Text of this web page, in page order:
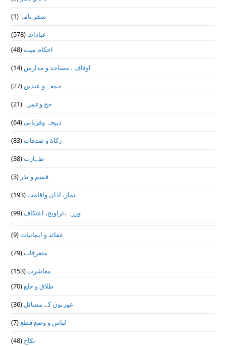
سفر نامہ (1)
عبادات(578)
احکام میت(48)
اوقاف ، مساجد و مدارس (14)
جمعہ و عیدین (27)
حج وعمرہ (21)
ذبیحہ وقربانی(64)
زکاة و صدقات(83)
طہارت(38)
قسم و نذر (3)
نماز، اذان واقامت(193)
وزرہ ،تراويح، اعتكاف(99)
عقائد و ایمانیات(9)
متفرقات(79)
معاشرت(153)
طلاق و خلع(70)
عورتوں کے مسائل (36)
لباس و وضع قطع(7)
نکاح (48)